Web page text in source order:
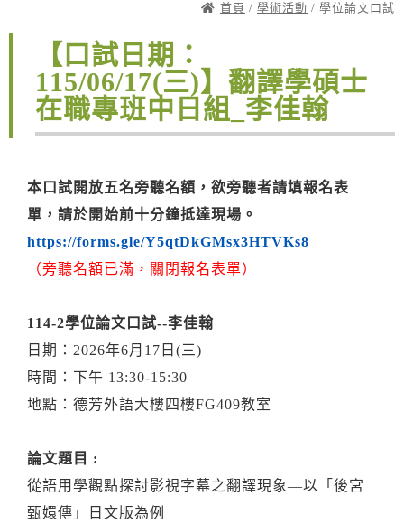
首頁 / 學術活動 / 學位論文口試
【口試日期：
115/06/17(三)】翻譯學碩士
在職專班中日組_李佳翰
本口試開放五名旁聽名額，欲旁聽者請填報名表
單，請於開始前十分鐘抵達現場。
https://forms.gle/Y5qtDkGMsx3HTVKs8
（旁聽名額已滿，關閉報名表單）
114-2學位論文口試--李佳翰
日期：2026年6月17日(三)
時間：下午 13:30-15:30
地點：德芳外語大樓四樓FG409教室
論文題目 :
從語用學觀點探討影視字幕之翻譯現象—以「後宮
甄嬛傳」日文版為例